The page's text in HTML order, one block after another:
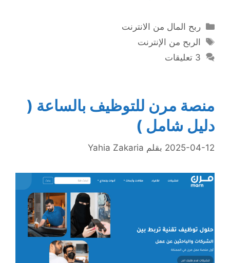
التصنيفات
ربح المال من الانترنت
الوسوم
الربح من الإنترنت
3 تعليقات
منصة مرن للتوظيف بالساعة (
دليل شامل )
2025-04-12 بقلم Yahia Zakaria